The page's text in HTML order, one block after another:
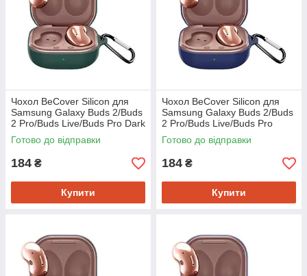
Чохол BeCover Silicon для
Samsung Galaxy Buds 2/Buds
2 Pro/Buds Live/Buds Pro Dark
Green (705408)
Готово до відправки
184 ₴
Купити
Чохол BeCover Silicon для
Samsung Galaxy Buds 2/Buds
2 Pro/Buds Live/Buds Pro
Deep Blue (705407)
Готово до відправки
184 ₴
Купити